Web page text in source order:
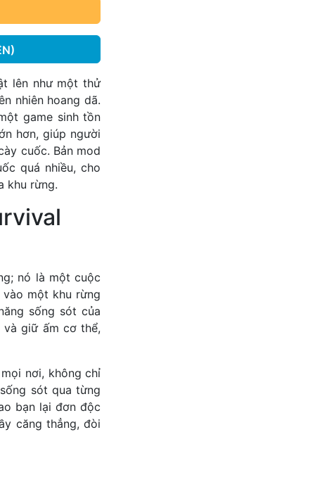
lên như một thử
nhiên hoang dã.
game sinh tồn
hơn, giúp người
cuốc. Bản mod
quá nhiều, cho
khu rừng.
nó là một cuộc
một khu rừng
sống sót của
giữ ấm cơ thể,
nơi, không chỉ
sót qua từng
bạn lại đơn độc
căng thẳng, đòi